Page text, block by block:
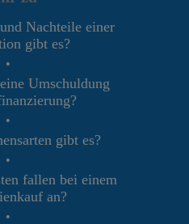
Nachteile einer
gibt es?
•
Umschuldung
•
gibt es?
•
fallen bei einem
an?
•